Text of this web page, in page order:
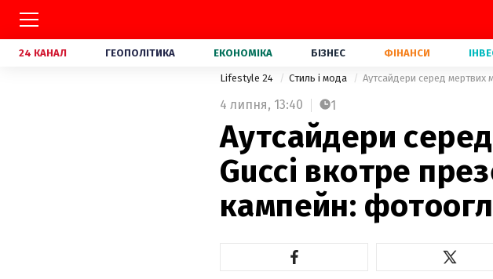
24 КАНАЛ ГЕОПОЛІТИКА ЕКОНОМІКА БІЗНЕС ФІНАНСИ
Lifestyle 24 Стиль і мода Аутсайдери серед мертвих
4 липня, 13:40 1
Аутсайдери
Gucci вкотре
кампейн: